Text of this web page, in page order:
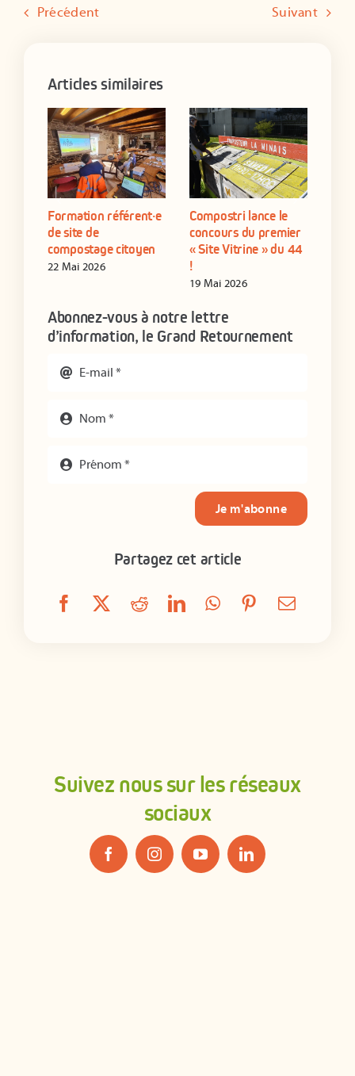
Précédent Suivant
Articles similaires
Formation référent·e
de site de
compostage citoyen
22 Mai 2026
Compostri lance le
concours du premier
« Site Vitrine » du 44
!
19 Mai 2026
Abonnez-vous à notre lettre
d’information, le Grand Retournement
Je m'abonne
Partagez cet article
Suivez nous sur les réseaux
sociaux